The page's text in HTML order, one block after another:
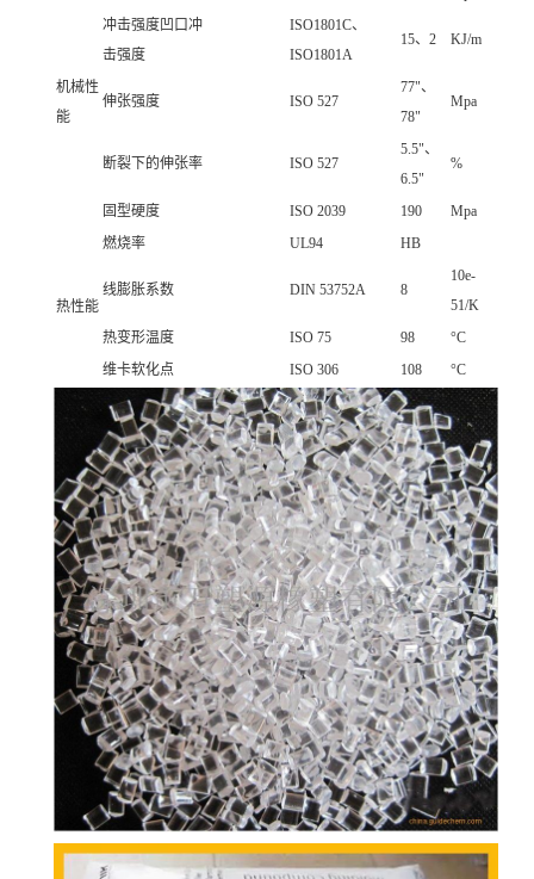
机械性
能
冲击强度凹口冲
击强度
ISO1801C、
ISO1801A
15、2 KJ/m
伸张强度 ISO 527
77"、
78"
Mpa
断裂下的伸张率 ISO 527
5.5"、
6.5"
%
固型硬度 ISO 2039 190 Mpa
热性能
燃烧率 UL94 HB
线膨胀系数 DIN 53752A 8
10e-
51/K
热变形温度
ISO 75 98
°C
维卡软化点
ISO 306 108 °C